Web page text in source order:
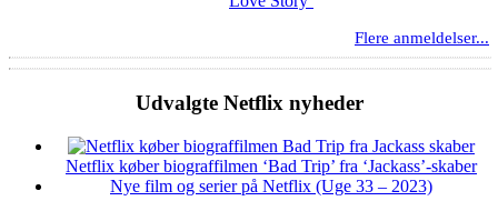
Flere anmeldelser...
Udvalgte Netflix nyheder
Netflix køber biograffilmen ‘Bad Trip’ fra ‘Jackass’-skaber
Nye film og serier på Netflix (Uge 33 – 2023)